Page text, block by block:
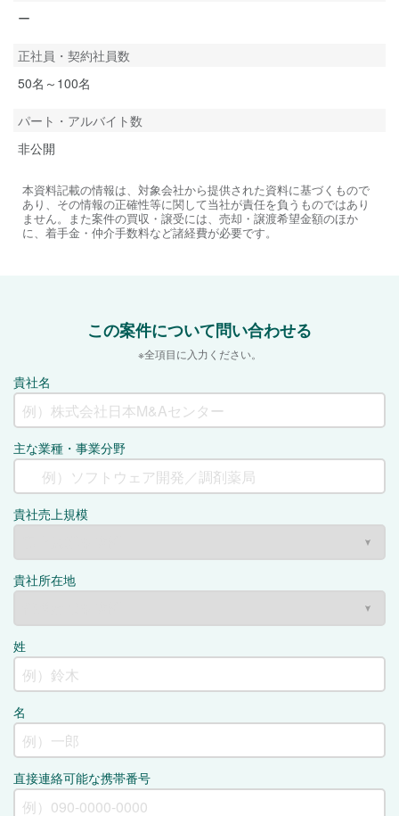
ー
正社員・契約社員数
50名～100名
パート・アルバイト数
非公開
本資料記載の情報は、対象会社から提供された資料に基づくもので
あり、その情報の正確性等に関して当社が責任を負うものではあり
ません。また案件の買収・譲受には、売却・譲渡希望金額のほか
に、着手金・仲介手数料など諸経費が必要です。